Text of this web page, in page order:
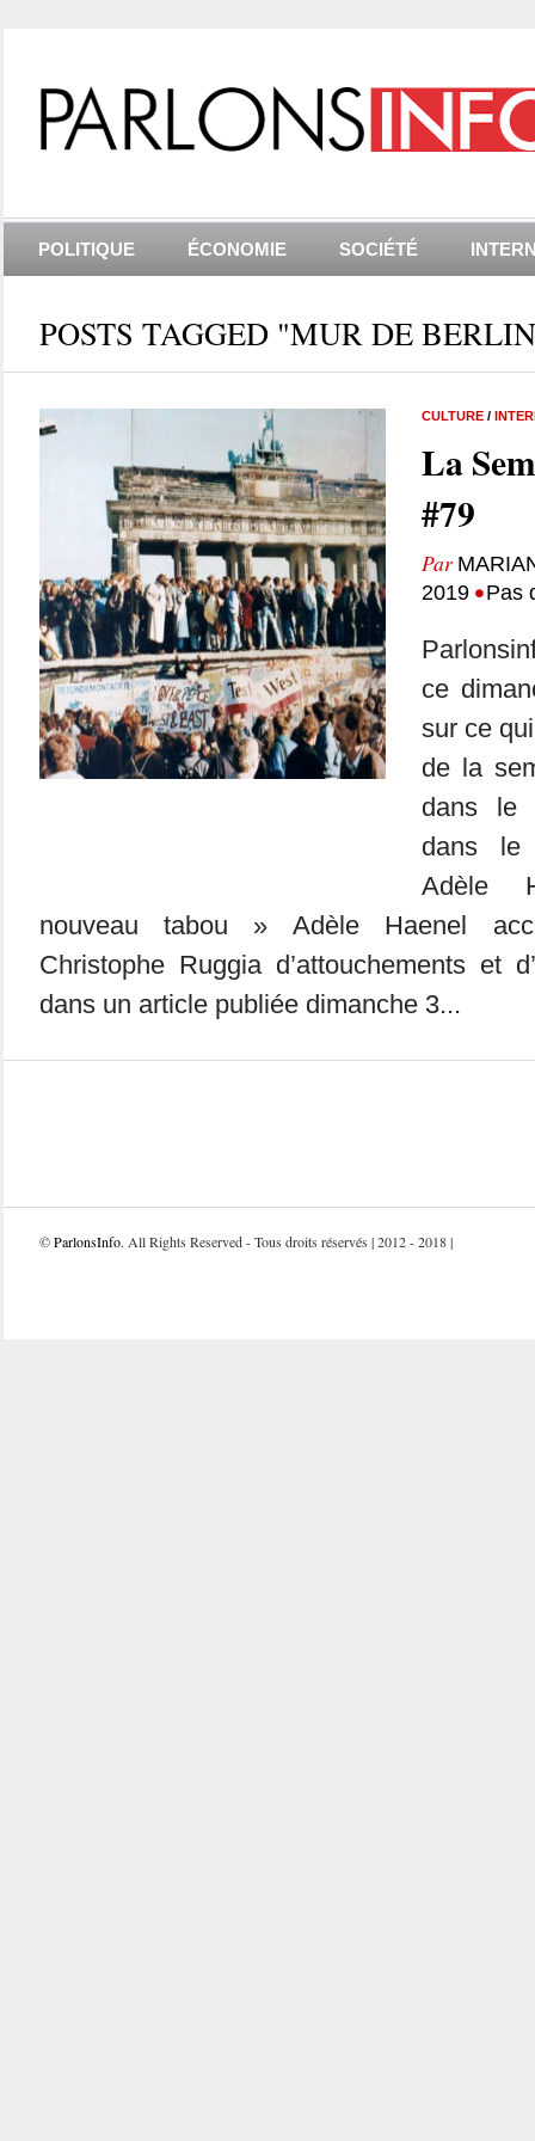
POLITIQUE ÉCONOMIE SOCIÉTÉ
POSTS TAGGED "MUR DE
CULTURE/
La
#79
Par
2019 •Pas
ce
sur ce
de la
dans le
dans le
Adèle
nouveau tabou » Adèle Haenel
Christophe Ruggia d’attouchements et
dans un article publiée dimanche 3...
©ParlonsInfo. All Rights Reserved - Tous droits réservés | 2012 - 2018 |